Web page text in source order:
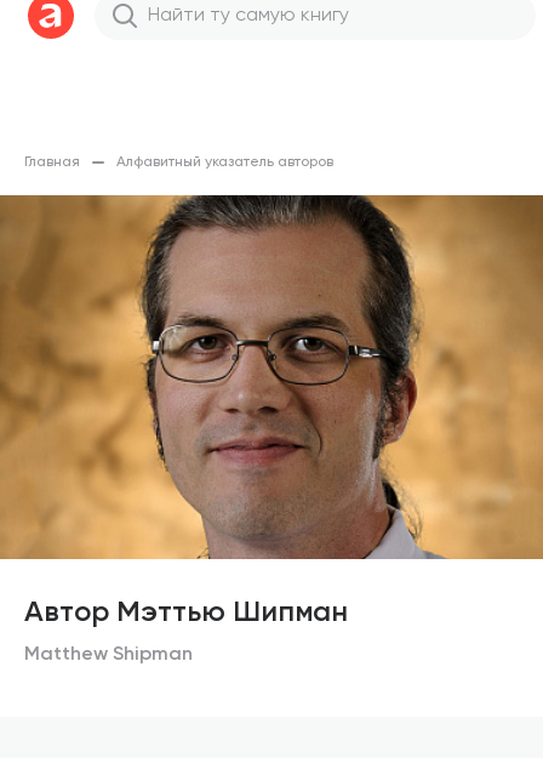
Главная Алфавитный указатель авторов
Автор Мэттью Шипман
Matthew Shipman